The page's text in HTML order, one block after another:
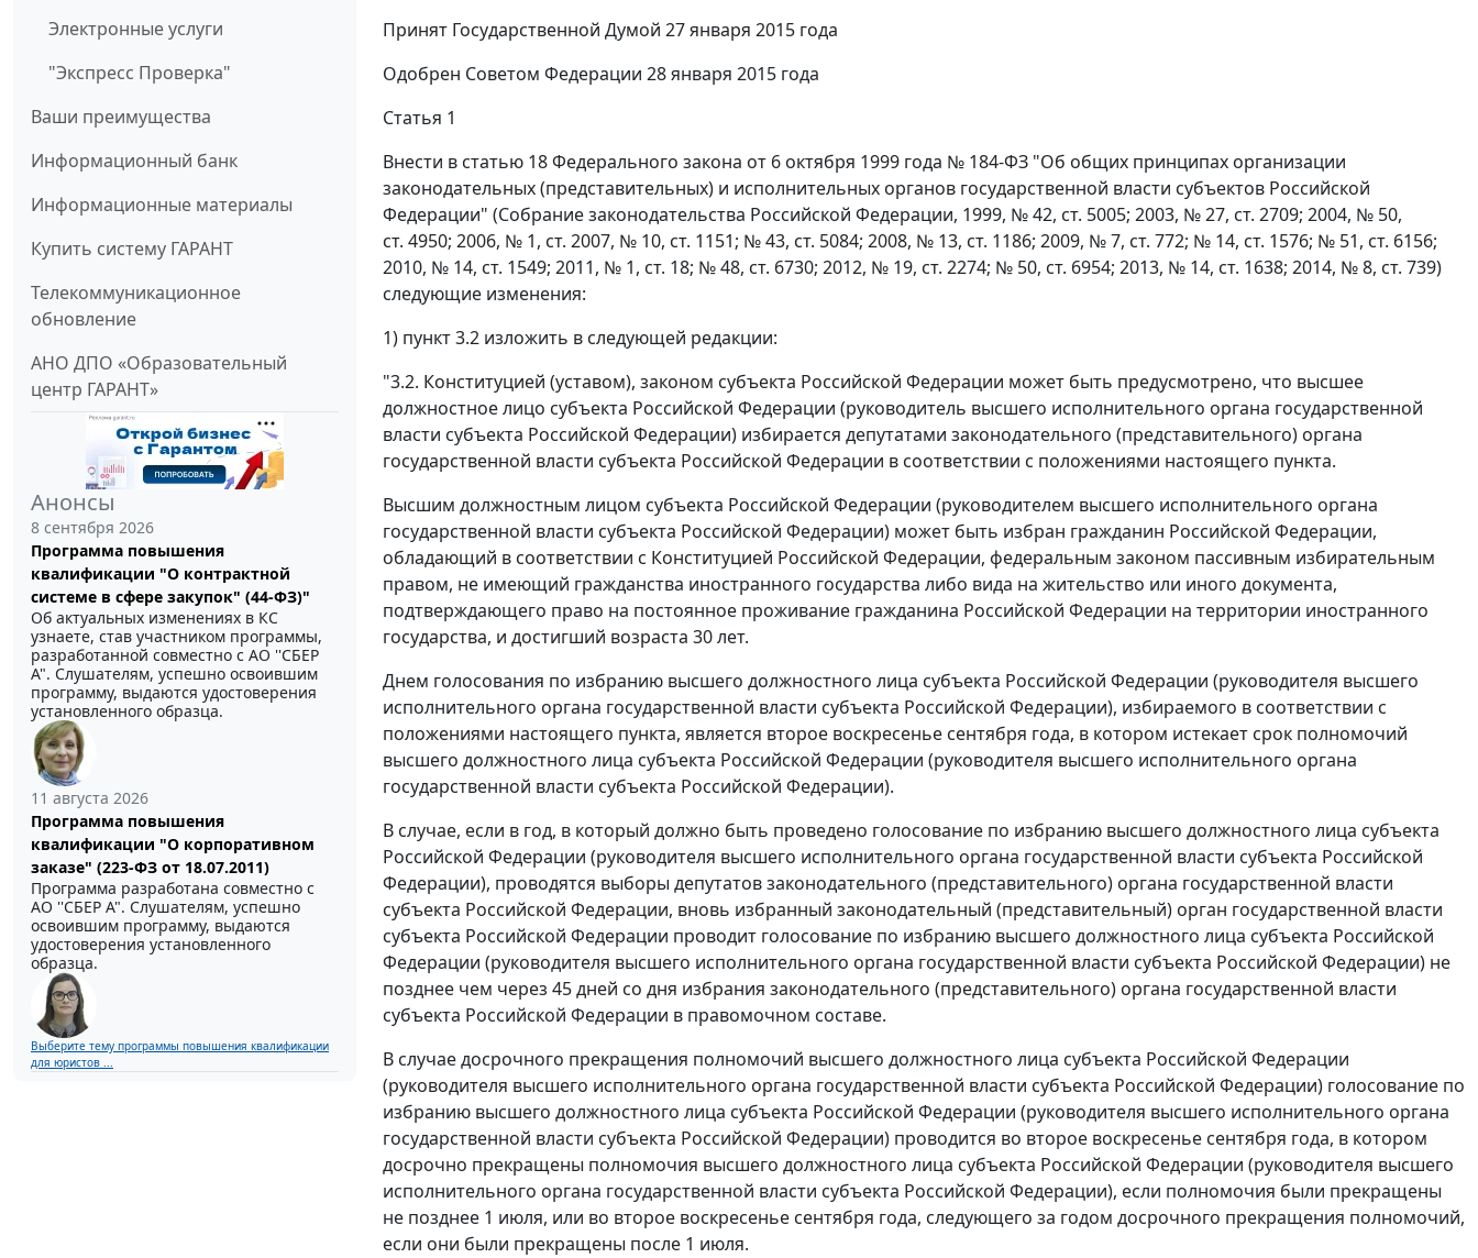
Электронные услуги
"Экспресс Проверка"
Ваши преимущества
Информационный банк
Информационные материалы
Купить систему ГАРАНТ
Телекоммуникационное
обновление
АНО ДПО «Образовательный
центр ГАРАНТ»
Анонсы
8 сентября 2026
Программа повышения
квалификации "О контрактной
системе в сфере закупок" (44-ФЗ)"
Об актуальных изменениях в КС
узнаете, став участником программы,
разработанной совместно с АО ''СБЕР
А". Слушателям, успешно освоившим
программу, выдаются удостоверения
установленного образца.
11 августа 2026
Программа повышения
квалификации "О корпоративном
заказе" (223-ФЗ от 18.07.2011)
Программа разработана совместно с
АО ''СБЕР А". Слушателям, успешно
освоившим программу, выдаются
удостоверения установленного
образца.
Выберите тему программы повышения квалификации
для юристов ...
Принят Государственной Думой 27 января 2015 года
Одобрен Советом Федерации 28 января 2015 года
Статья 1
Внести в статью 18 Федерального закона от 6 октября 1999 года № 184-ФЗ "Об общих принципах организации
законодательных (представительных) и исполнительных органов государственной власти субъектов Российской
Федерации" (Собрание законодательства Российской Федерации, 1999, № 42, ст. 5005; 2003, № 27, ст. 2709; 2004, № 50,
ст. 4950; 2006, № 1, ст. 2007, № 10, ст. 1151; № 43, ст. 5084; 2008, № 13, ст. 1186; 2009, № 7, ст. 772; № 14, ст. 1576; № 51, ст. 6156;
2010, № 14, ст. 1549; 2011, № 1, ст. 18; № 48, ст. 6730; 2012, № 19, ст. 2274; № 50, ст. 6954; 2013, № 14, ст. 1638; 2014, № 8, ст. 739)
следующие изменения:
1) пункт 3.2 изложить в следующей редакции:
"3.2. Конституцией (уставом), законом субъекта Российской Федерации может быть предусмотрено, что высшее
должностное лицо субъекта Российской Федерации (руководитель высшего исполнительного органа государственной
власти субъекта Российской Федерации) избирается депутатами законодательного (представительного) органа
государственной власти субъекта Российской Федерации в соответствии с положениями настоящего пункта.
Высшим должностным лицом субъекта Российской Федерации (руководителем высшего исполнительного органа
государственной власти субъекта Российской Федерации) может быть избран гражданин Российской Федерации,
обладающий в соответствии с Конституцией Российской Федерации, федеральным законом пассивным избирательным
правом, не имеющий гражданства иностранного государства либо вида на жительство или иного документа,
подтверждающего право на постоянное проживание гражданина Российской Федерации на территории иностранного
государства, и достигший возраста 30 лет.
Днем голосования по избранию высшего должностного лица субъекта Российской Федерации (руководителя высшего
исполнительного органа государственной власти субъекта Российской Федерации), избираемого в соответствии с
положениями настоящего пункта, является второе воскресенье сентября года, в котором истекает срок полномочий
высшего должностного лица субъекта Российской Федерации (руководителя высшего исполнительного органа
государственной власти субъекта Российской Федерации).
В случае, если в год, в который должно быть проведено голосование по избранию высшего должностного лица субъекта
Российской Федерации (руководителя высшего исполнительного органа государственной власти субъекта Российской
Федерации), проводятся выборы депутатов законодательного (представительного) органа государственной власти
субъекта Российской Федерации, вновь избранный законодательный (представительный) орган государственной власти
субъекта Российской Федерации проводит голосование по избранию высшего должностного лица субъекта Российской
Федерации (руководителя высшего исполнительного органа государственной власти субъекта Российской Федерации) не
позднее чем через 45 дней со дня избрания законодательного (представительного) органа государственной власти
субъекта Российской Федерации в правомочном составе.
В случае досрочного прекращения полномочий высшего должностного лица субъекта Российской Федерации
(руководителя высшего исполнительного органа государственной власти субъекта Российской Федерации) голосование по
избранию высшего должностного лица субъекта Российской Федерации (руководителя высшего исполнительного органа
государственной власти субъекта Российской Федерации) проводится во второе воскресенье сентября года, в котором
досрочно прекращены полномочия высшего должностного лица субъекта Российской Федерации (руководителя высшего
исполнительного органа государственной власти субъекта Российской Федерации), если полномочия были прекращены
не позднее 1 июля, или во второе воскресенье сентября года, следующего за годом досрочного прекращения полномочий,
если они были прекращены после 1 июля.